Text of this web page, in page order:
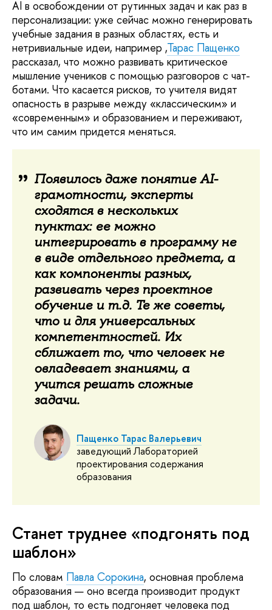
AI в освобождении от рутинных задач и как раз в
персонализации: уже сейчас можно генерировать
учебные задания в разных областях, есть и
нетривиальные идеи, например ,Тарас Пащенко
рассказал, что можно развивать критическое
мышление учеников с помощью разговоров с чат-
ботами. Что касается рисков, то учителя видят
опасность в разрыве между «классическим» и
«современным» и образованием и переживают,
что им самим придется меняться.
Появилось даже понятие AI-
грамотности, эксперты
сходятся в нескольких
пунктах: ее можно
интегрировать в программу не
в виде отдельного предмета, а
как компоненты разных,
развивать через проектное
обучение и т.д. Те же советы,
что и для универсальных
компетентностей. Их
сближает то, что человек не
овладевает знаниями, а
учится решать сложные
задачи.
Пащенко Тарас Валерьевич
заведующий Лабораторией
проектирования содержания
образования
Станет труднее «подгонять под
шаблон»
По словам Павла Сорокина, основная проблема
образования — оно всегда производит продукт
под шаблон, то есть подгоняет человека под